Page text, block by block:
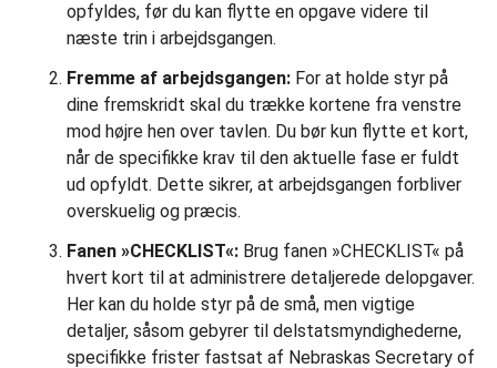
opfyldes, før du kan flytte en opgave videre til
næste trin i arbejdsgangen.
Fremme af arbejdsgangen: For at holde styr på
dine fremskridt skal du trække kortene fra venstre
mod højre hen over tavlen. Du bør kun flytte et kort,
når de specifikke krav til den aktuelle fase er fuldt
ud opfyldt. Dette sikrer, at arbejdsgangen forbliver
overskuelig og præcis.
Fanen »CHECKLIST«: Brug fanen »CHECKLIST« på
hvert kort til at administrere detaljerede delopgaver.
Her kan du holde styr på de små, men vigtige
detaljer, såsom gebyrer til delstatsmyndighederne,
specifikke frister fastsat af Nebraskas Secretary of